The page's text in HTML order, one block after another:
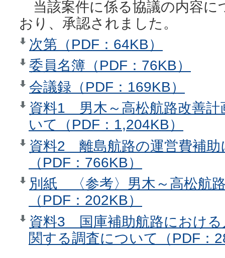
当該案件に係る協議の内容に
おり、承認されました。
次第（PDF：64KB）
委員名簿（PDF：76KB）
会議録（PDF：169KB）
資料1 男木～高松航路改善計
いて（PDF：1,204KB）
資料2 離島航路の運営費補助
（PDF：766KB）
別紙 〈参考〉男木～高松航
（PDF：202KB）
資料3 国庫補助航路における
関する調査について（PDF：